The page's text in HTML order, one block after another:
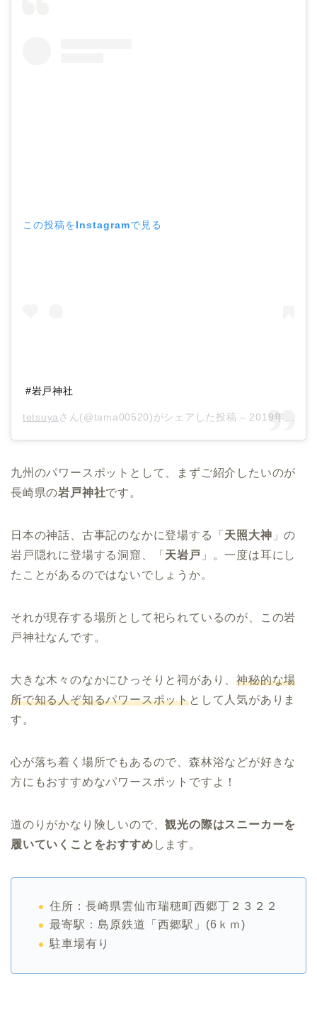
この投稿をInstagramで見る
#岩戸神社
tetsuya さん(@tama00520)がシェアした投稿 – 2019年10月月5日午前2時54分PDT
九州のパワースポットとして、まずご紹介したいのが
長崎県の岩戸神社です。
日本の神話、古事記のなかに登場する「 天照大神 」の
岩戸隠れに登場する洞窟、「 天岩戸 」。一度は耳にし
たことがあるのではないでしょうか。
それが現存する場所として祀られているのが、この岩
戸神社なんです。
大きな木々のなかにひっそりと祠があり、神秘的な場
所で知る人ぞ知るパワースポットとして人気がありま
す。
心が落ち着く場所でもあるので、森林浴などが好きな
方にもおすすめなパワースポットですよ！
道のりがかなり険しいので、観光の際はスニーカーを
履いていくことをおすすめ します。
住所：長崎県雲仙市瑞穂町西郷丁２３２２
最寄駅：島原鉄道「西郷駅」(6ｋｍ)
駐車場有り